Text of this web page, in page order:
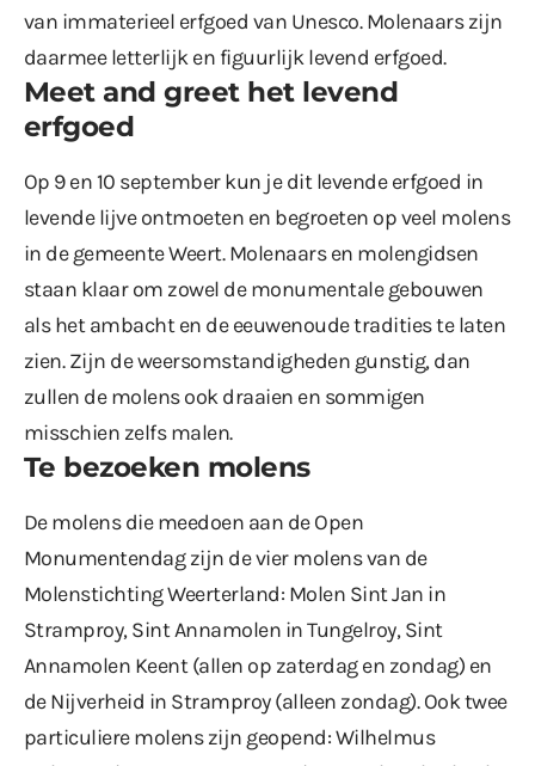
van immaterieel erfgoed van Unesco. Molenaars zijn
daarmee letterlijk en figuurlijk levend erfgoed.
Meet and greet het levend
erfgoed
Op 9 en 10 september kun je dit levende erfgoed in
levende lijve ontmoeten en begroeten op veel molens
in de gemeente Weert. Molenaars en molengidsen
staan klaar om zowel de monumentale gebouwen
als het ambacht en de eeuwenoude tradities te laten
zien. Zijn de weersomstandigheden gunstig, dan
zullen de molens ook draaien en sommigen
misschien zelfs malen.
Te bezoeken molens
De molens die meedoen aan de Open
Monumentendag zijn de vier molens van de
Molenstichting Weerterland: Molen Sint Jan in
Stramproy, Sint Annamolen in Tungelroy, Sint
Annamolen Keent (allen op zaterdag en zondag) en
de Nijverheid in Stramproy (alleen zondag). Ook twee
particuliere molens zijn geopend: Wilhelmus